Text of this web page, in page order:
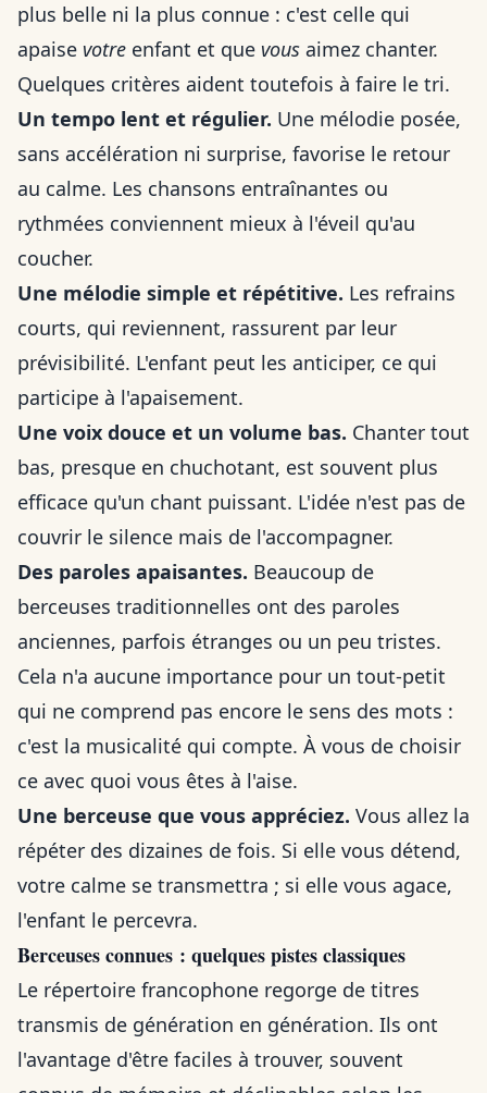
plus belle ni la plus connue : c'est celle qui
apaise votre enfant et que vous aimez chanter.
Quelques critères aident toutefois à faire le tri.
Un tempo lent et régulier. Une mélodie posée,
sans accélération ni surprise, favorise le retour
au calme. Les chansons entraînantes ou
rythmées conviennent mieux à l'éveil qu'au
coucher.
Une mélodie simple et répétitive. Les refrains
courts, qui reviennent, rassurent par leur
prévisibilité. L'enfant peut les anticiper, ce qui
participe à l'apaisement.
Une voix douce et un volume bas. Chanter tout
bas, presque en chuchotant, est souvent plus
efficace qu'un chant puissant. L'idée n'est pas de
couvrir le silence mais de l'accompagner.
Des paroles apaisantes. Beaucoup de
berceuses traditionnelles ont des paroles
anciennes, parfois étranges ou un peu tristes.
Cela n'a aucune importance pour un tout-petit
qui ne comprend pas encore le sens des mots :
c'est la musicalité qui compte. À vous de choisir
ce avec quoi vous êtes à l'aise.
Une berceuse que vous appréciez. Vous allez la
répéter des dizaines de fois. Si elle vous détend,
votre calme se transmettra ; si elle vous agace,
l'enfant le percevra.
Berceuses connues : quelques pistes classiques
Le répertoire francophone regorge de titres
transmis de génération en génération. Ils ont
l'avantage d'être faciles à trouver, souvent